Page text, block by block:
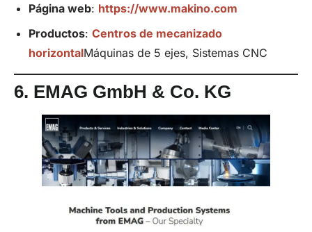
Página web: https://www.makino.com
Productos: Centros de mecanizado
horizontalMáquinas de 5 ejes, Sistemas CNC
6. EMAG GmbH & Co. KG